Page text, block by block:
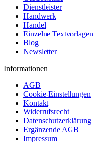
Dienstleister
Handwerk
Handel
Einzelne Textvorlagen
Blog
Newsletter
Informationen
AGB
Cookie-Einstellungen
Kontakt
Widerrufsrecht
Datenschutzerklärung
Ergänzende AGB
Impressum